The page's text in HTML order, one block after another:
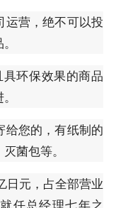
运营，绝不可以投
环保效果的商品
给您的，有纸制的
菌包等。
日元，占全部营业